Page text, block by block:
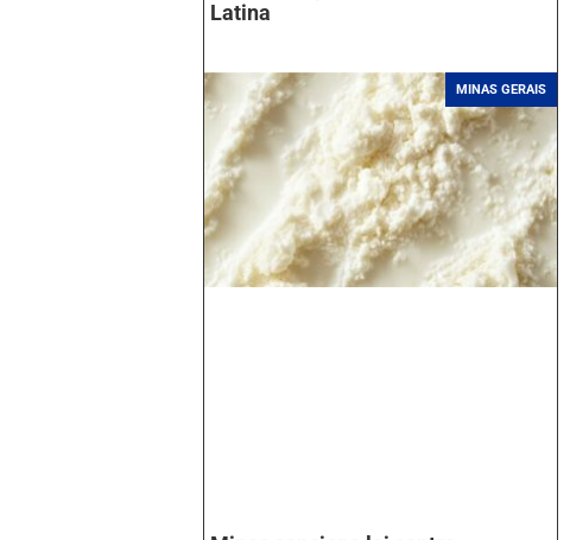
Latina
MINAS GERAIS